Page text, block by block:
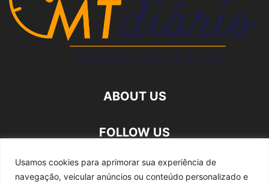
Usamos cookies para aprimorar sua experiência de
navegação, veicular anúncios ou conteúdo personalizado e
ABOUT US
FOLLOW US